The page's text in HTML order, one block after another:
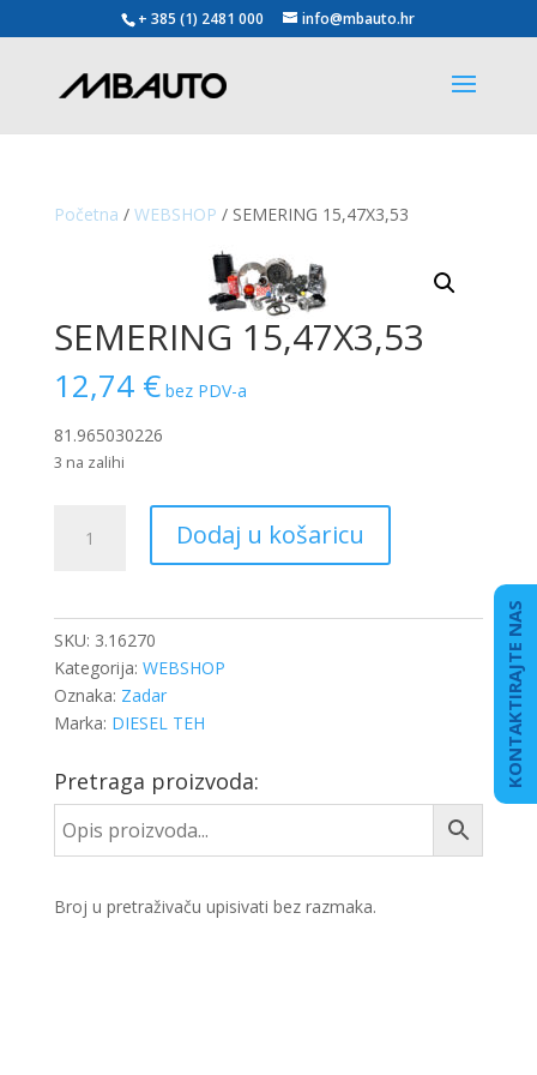
+ 385 (1) 2481 000 info@mbauto.hr
Početna / WEBSHOP / SEMERING 15,47X3,53
SEMERING 15,47X3,53
12,74 € bez PDV-a
81.965030226
3 na zalihi
15,47X3,53
Dodaj u košaricu
SKU: 3.16270
Kategorija: WEBSHOP
Oznaka: Zadar
Marka: DIESEL TEH
Pretraga proizvoda:
Broj u pretraživaču upisivati bez razmaka.
KONTAKTIRAJTE NAS